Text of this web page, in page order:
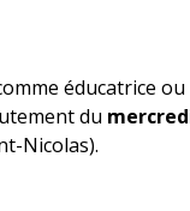
éducatrice
du
Nicolas).